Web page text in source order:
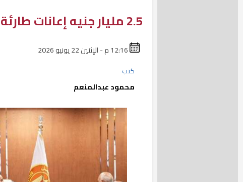
2.5 مليار جنيه إعانات طارئة لدعم العمال
كتب
محمود عبدالمنعم